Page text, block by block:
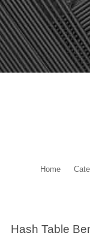
Home
Hash Table